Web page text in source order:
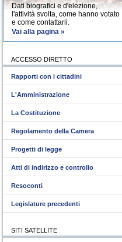
Dati biografici e d'elezione,
l'attività svolta, come hanno votato
e come contattarli.
Vai alla pagina »
ACCESSO DIRETTO
Rapporti con i cittadini
L'Amministrazione
La Costituzione
Regolamento della Camera
Progetti di legge
Atti di indirizzo e controllo
Resoconti
Legislature precedenti
SITI SATELLITE